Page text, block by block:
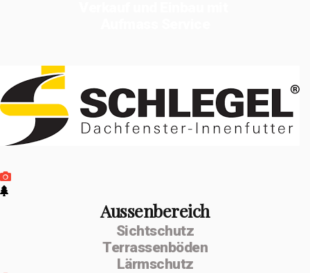
Aussenbereich
Sichtschutz
Terrassenböden
Lärmschutz